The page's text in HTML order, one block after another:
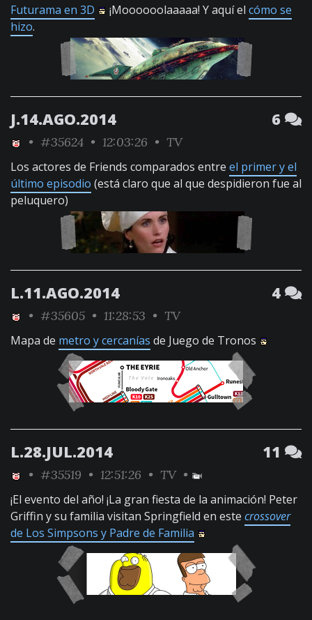
Futurama en 3D ¡Moooooolaaaaa! Y aquí el cómo se
hizo.
J.14.AGO.2014 6
• #35624 • 12:03:26 • TV
Los actores de Friends comparados entre el primer y el
último episodio (está claro que al que despidieron fue al
peluquero)
L.11.AGO.2014 4
• #35605 • 11:28:53 • TV
Mapa de metro y cercanías de Juego de Tronos
L.28.JUL.2014 11
• #35519 • 12:51:26 • TV•
¡El evento del año! ¡La gran fiesta de la animación! Peter
Griffin y su familia visitan Springfield en este crossover
de Los Simpsons y Padre de Familia